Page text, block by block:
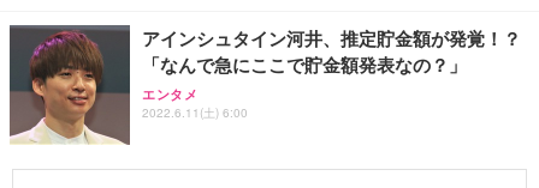
アインシュタイン河井、推定貯金額が発覚！？
「なんで急にここで貯金額発表なの？」
エンタメ
2022.6.11(土) 6:00